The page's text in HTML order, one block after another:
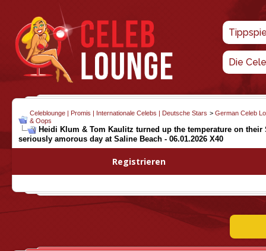
Die
Celeblounge | Promis | Internationale Celebs | Deutsche Stars > German Celeb
& Oops
Heidi Klum & Tom Kaulitz turned up the temperature on their
seriously amorous day at Saline Beach - 06.01.2026 X40
Registrieren